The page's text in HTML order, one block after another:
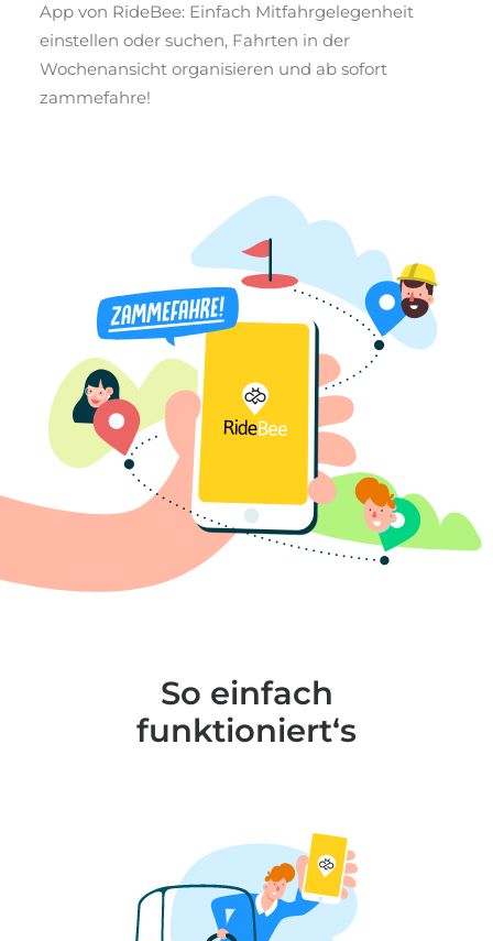
App von RideBee: Einfach Mitfahrgelegenheit
einstellen oder suchen, Fahrten in der
Wochenansicht organisieren und ab sofort
zammefahre!
So einfach
funktioniert‘s